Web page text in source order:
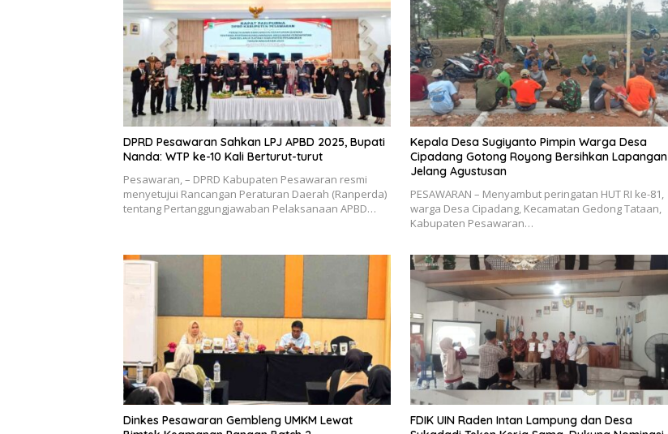
DPRD Pesawaran Sahkan LPJ APBD 2025, Bupati
Nanda: WTP ke-10 Kali Berturut-turut
Pesawaran, – DPRD Kabupaten Pesawaran resmi
menyetujui Rancangan Peraturan Daerah (Ranperda)
tentang Pertanggungjawaban Pelaksanaan APBD…
Kepala Desa Sugiyanto Pimpin Warga Desa
Cipadang Gotong Royong Bersihkan Lapangan
Jelang Agustusan
PESAWARAN – Menyambut peringatan HUT RI ke-81,
warga Desa Cipadang, Kecamatan Gedong Tataan,
Kabupaten Pesawaran…
Dinkes Pesawaran Gembleng UMKM Lewat
FDIK UIN Raden Intan Lampung dan Desa